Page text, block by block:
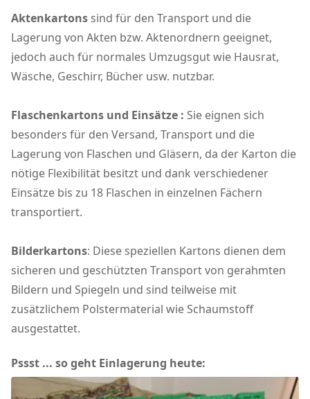
Aktenkartons sind für den Transport und die
Lagerung von Akten bzw. Aktenordnern geeignet,
jedoch auch für normales Umzugsgut wie Hausrat,
Wäsche, Geschirr, Bücher usw. nutzbar.
Flaschenkartons und Einsätze : Sie eignen sich
besonders für den Versand, Transport und die
Lagerung von Flaschen und Gläsern, da der Karton die
nötige Flexibilität besitzt und dank verschiedener
Einsätze bis zu 18 Flaschen in einzelnen Fächern
transportiert.
Bilderkartons: Diese speziellen Kartons dienen dem
sicheren und geschützten Transport von gerahmten
Bildern und Spiegeln und sind teilweise mit
zusätzlichem Polstermaterial wie Schaumstoff
ausgestattet.
Pssst ... so geht Einlagerung heute: